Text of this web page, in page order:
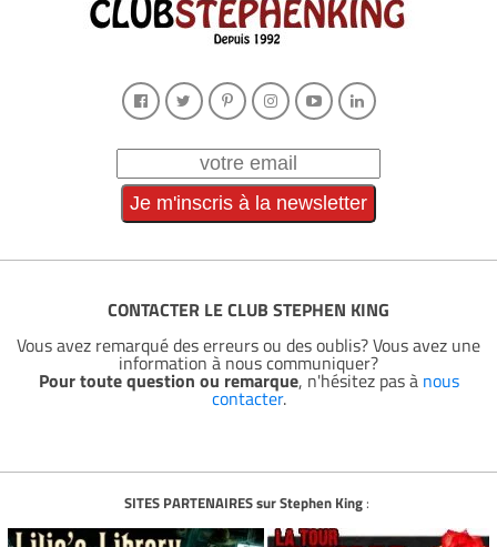
CONTACTER LE CLUB STEPHEN KING
Vous avez remarqué des erreurs ou des oublis? Vous avez une
information à nous communiquer?
Pour toute question ou remarque, n'hésitez pas à nous
contacter.
SITES PARTENAIRES sur Stephen King: